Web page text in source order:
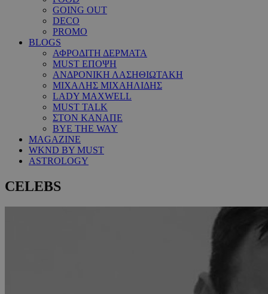
GOING OUT
DECO
PROMO
BLOGS
ΑΦΡΟΔΙΤΗ ΔΕΡΜΑΤΑ
MUST ΕΠΟΨΗ
ΑΝΔΡΟΝΙΚΗ ΛΑΣΗΘΙΩΤΑΚΗ
ΜΙΧΑΛΗΣ ΜΙΧΑΗΛΙΔΗΣ
LADY MAXWELL
MUST TALK
ΣΤΟΝ ΚΑΝΑΠΕ
BYE THE WAY
MAGAZINE
WKND BY MUST
ASTROLOGY
CELEBS